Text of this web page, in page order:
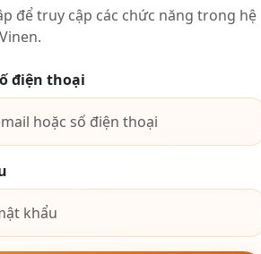
để truy cập các chức năng trong hệ
điện thoại